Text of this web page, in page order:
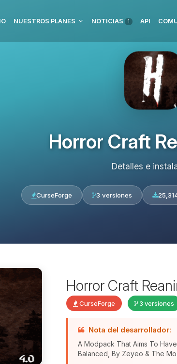
NUESTROS PLANES NOTICIAS 1 API
Horror Craft
Detalles e
CurseForge 3 versiones
Horror Craft
CurseForge 3 versiones
Nota del desarrollador:
A Modpack That Aims To
Balanced, By Zeyeo & The